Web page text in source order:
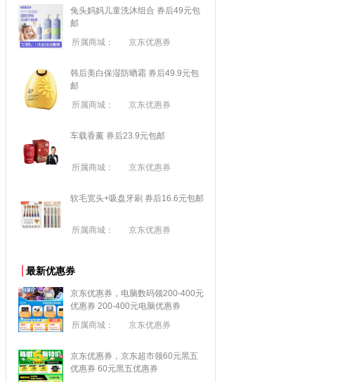
兔头妈妈儿童洗沐组合 券后49元包
邮
所属商城：
京东优惠券
韩后美白保湿防晒霜 券后49.9元包
邮
所属商城：
京东优惠券
车载香薰 券后23.9元包邮
所属商城： 京东优惠券
软毛宽头+吸盘牙刷 券后16.6元包邮
所属商城： 京东优惠券
最新优惠券
京东优惠券，电脑数码领200-400元
优惠券 200-400元电脑优惠券
所属商城：
京东优惠券
京东优惠券，京东超市领60元黑五
优惠券 60元黑五优惠券